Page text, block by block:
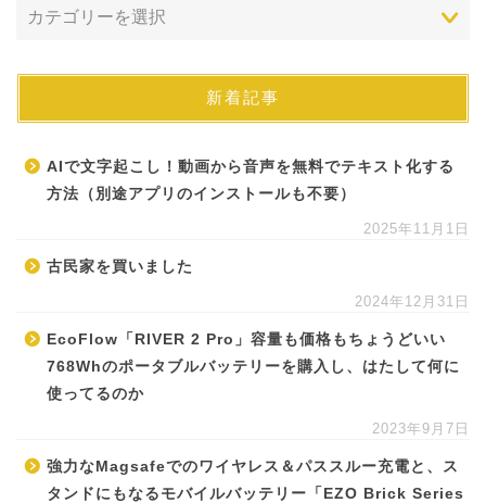
新着記事
AIで文字起こし！動画から音声を無料でテキスト化する
方法（別途アプリのインストールも不要）
2025年11月1日
古民家を買いました
2024年12月31日
EcoFlow「RIVER 2 Pro」容量も価格もちょうどいい
768Whのポータブルバッテリーを購入し、はたして何に
使ってるのか
2023年9月7日
強力なMagsafeでのワイヤレス＆パススルー充電と、ス
タンドにもなるモバイルバッテリー「EZO Brick Series